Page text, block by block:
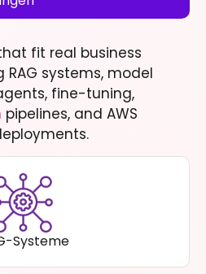
fit real business
systems, model
fine-tuning,
pipelines, and AWS
Systeme